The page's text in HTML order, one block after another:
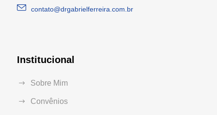
contato@drgabrielferreira.com.br
Institucional
Sobre Mim
Convênios